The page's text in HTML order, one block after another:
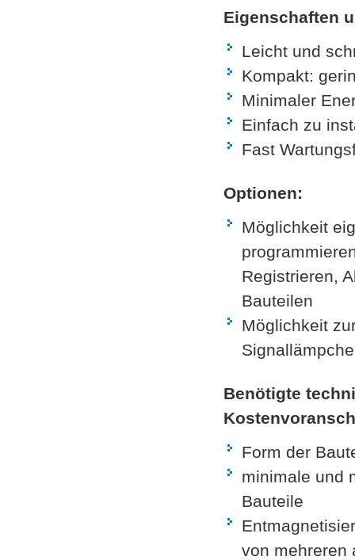
Eigenschaften
Leicht und
Kompakt:
Minimaler
Einfach zu
Fast
Optionen:
Möglichkeit
Registrieren,
Bauteilen
Möglichkeit
Benötigte
Kostenvor
Form der
minimale und
Bauteile
von mehreren